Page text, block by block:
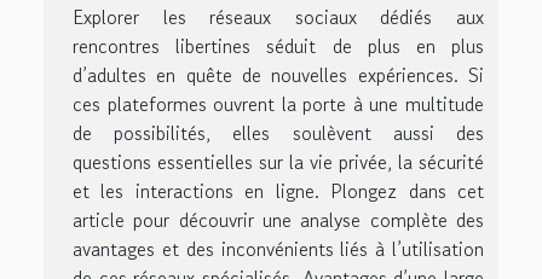
Explorer les réseaux sociaux dédiés aux
rencontres libertines séduit de plus en plus
d’adultes en quête de nouvelles expériences. Si
ces plateformes ouvrent la porte à une multitude
de possibilités, elles soulèvent aussi des
questions essentielles sur la vie privée, la sécurité
et les interactions en ligne. Plongez dans cet
article pour découvrir une analyse complète des
avantages et des inconvénients liés à l’utilisation